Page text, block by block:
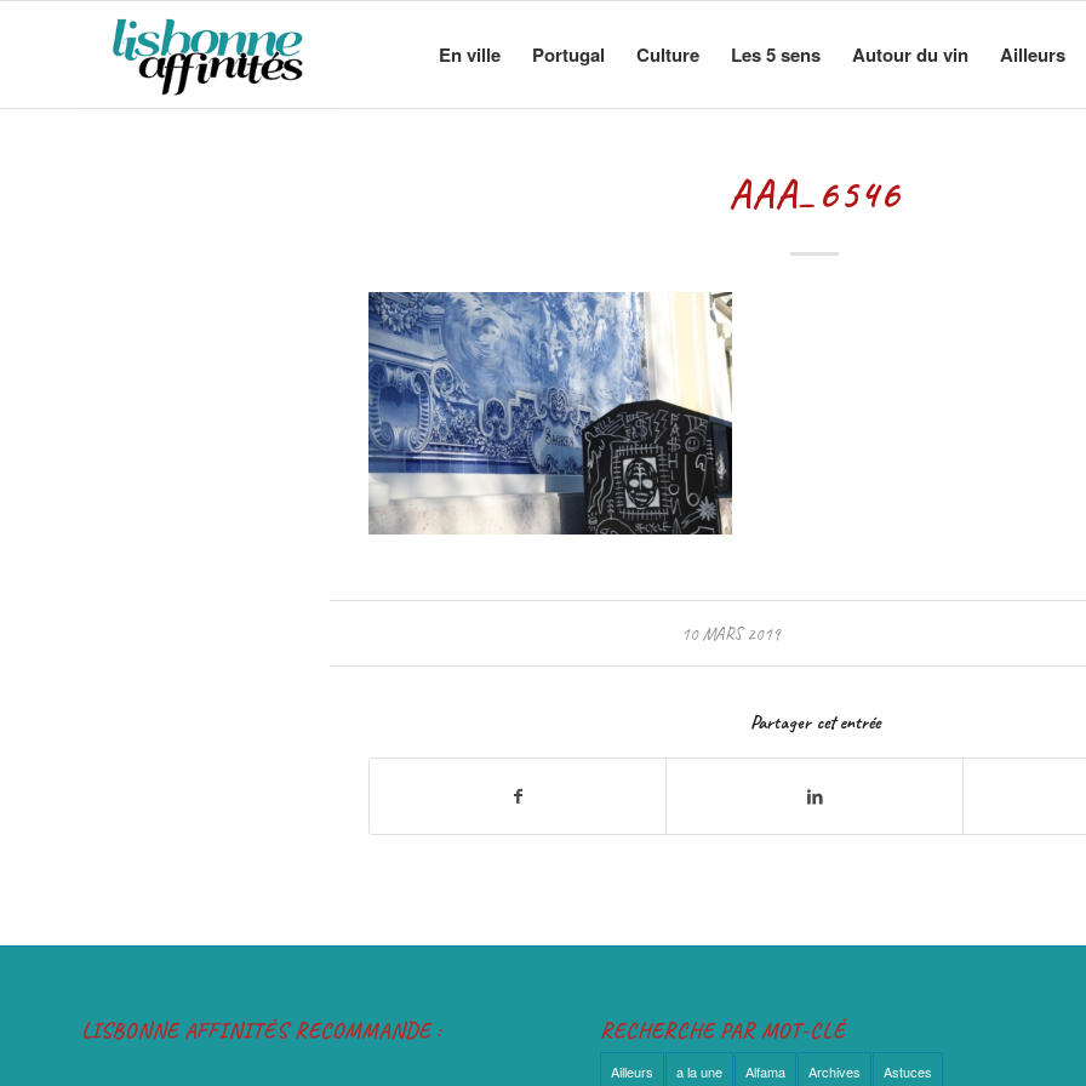
En ville Portugal Culture Les 5 sens Autour du vin Ailleurs
AAA_6546
10 MARS 2019
Partager cet entrée
LISBONNE AFFINITÉS RECOMMANDE : RECHERCHE PAR MOT-CLÉ
Ailleurs a la une Alfama Archives Astuces